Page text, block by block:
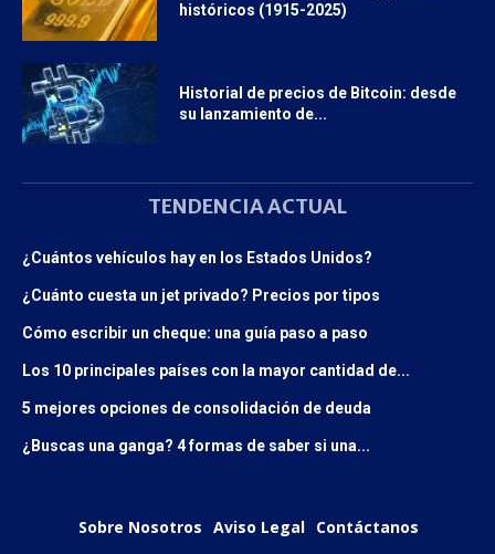
históricos (1915-2025)
Historial de precios de Bitcoin: desde
su lanzamiento de...
TENDENCIA ACTUAL
¿Cuántos vehículos hay en los Estados Unidos?
¿Cuánto cuesta un jet privado? Precios por tipos
Cómo escribir un cheque: una guía paso a paso
Los 10 principales países con la mayor cantidad de...
5 mejores opciones de consolidación de deuda
¿Buscas una ganga? 4 formas de saber si una...
Sobre Nosotros Aviso Legal Contáctanos